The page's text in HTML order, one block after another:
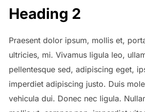
Heading 2
Praesent dolor ipsum, mollis et,
ultricies, mi. Vivamus ligula leo,
pellentesque sed, adipiscing eget,
imperdiet adipiscing justo. Duis
vehicula dui. Donec nec ligula.